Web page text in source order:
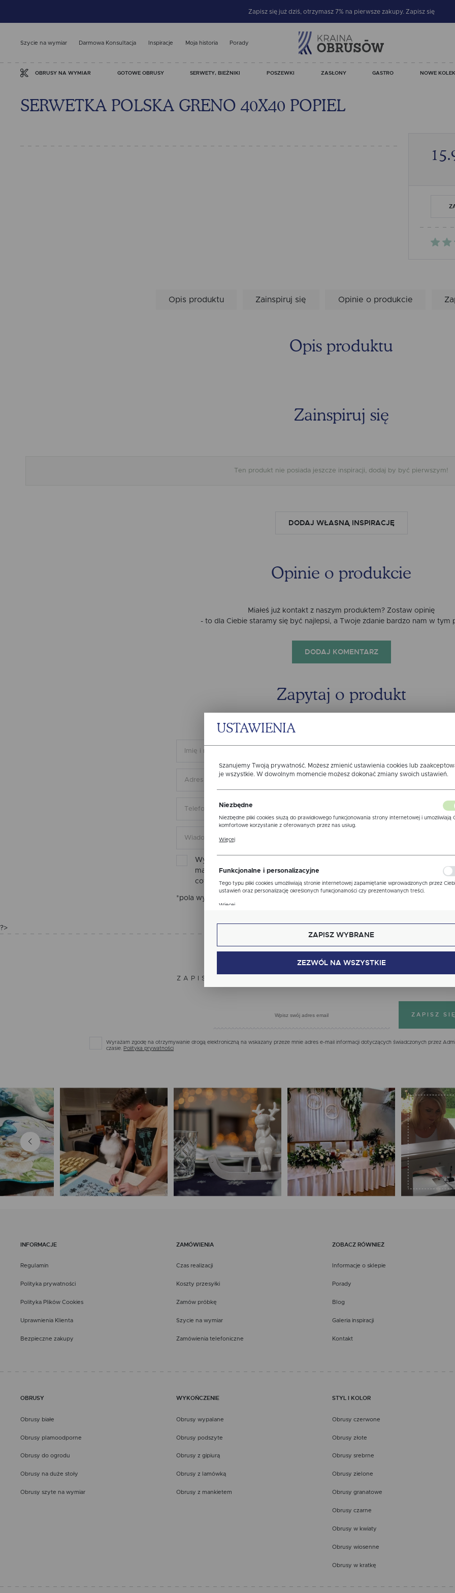
Zapisz się już dziś, otrzymasz 7% na pierwsze zakupy. Zapisz się
Szycie na wymiar Darmowa Konsultacja Inspiracje Moja historia Porady
OBRUSY NA WYMIAR GOTOWE OBRUSY SERWETY, BIEŻNIKI POSZEWKI ZASŁONY GASTRO NOWE
SERWETKA POLSKA GRENO 40X40 POPIEL
Opis produktu Zainspiruj się Opinie o produkcie
Opis produktu
Zainspiruj się
Ten produkt nie posiada jeszcze inspiracji, dodaj by być pierwszym!
DODAJ WŁASNĄ INSPIRACJĘ
Opinie o produkcie
Miałeś już kontakt z naszym produktem? Zostaw opinię
- to dla Ciebie staramy się być najlepsi, a Twoje zdanie bardzo nam w tym
DODAJ KOMENTARZ
Zapytaj o produkt
Wyrażam zgodę na otrzymywanie drogą elektroniczną na wskazany przeze
mail informacji dotyczących świadczonych przez Administratora.Zgoda
cofnięta w każdym czasie.Polityka prywatności
*pola wymagane WYŚLIJ
?>
Zapisz się do newslettera
ZAPISZ SIĘ JUŻ DZIŚ, OTRZYMASZ 7% NA
Wyrażam zgodę na otrzymywanie drogą elektroniczną na wskazany przeze mnie adres e-mail informacji dotyczących świadczonych przez
czasie. Polityka prywatności
INFORMACJE
Regulamin
Polityka prywatności
Polityka Plików Cookies
Uprawnienia Klienta
Bezpieczne zakupy
ZAMÓWIENIA
Czas realizacji
Koszty przesyłki
Zamów próbkę
Szycie na wymiar
Zamówienia telefoniczne
ZOBACZ RÓWNIEŻ
Informacje o sklepie
Porady
Blog
Galeria inspiracji
Kontakt
OBRUSY
Obrusy białe
Obrusy plamoodporne
Obrusy do ogrodu
Obrusy na duże stoły
Obrusy szyte na wymiar
WYKOŃCZENIE
Obrusy wypalane
Obrusy podszyte
Obrusy z gipiurą
Obrusy z lamówką
Obrusy z mankietem
STYL I KOLOR
Obrusy czerwone
Obrusy złote
Obrusy srebrne
Obrusy zielone
Obrusy granatowe
Obrusy czarne
Obrusy w kwiaty
Obrusy wiosenne
Obrusy w kratkę
USTAWIENIA
Szanujemy Twoją prywatność. Możesz zmienić ustawienia cookies lub
je wszystkie. W dowolnym momencie możesz dokonać zmiany swoich ustawień.
Niezbędne
Niezbędne pliki cookies służą do prawidłowego funkcjonowania strony internetowej i umożliwiają
komfortowe korzystanie z oferowanych przez nas usług.
ustawień preferencji prywatności, logowania czy wypełniania formularzy. Dzięki plikom cookies
Więcej
Funkcjonalne i personalizacyjne
Tego typu pliki cookies umożliwiają stronie internetowej zapamiętanie wprowadzonych przez
ustawień oraz personalizację określonych funkcjonalności czy prezentowanych treści.
Więcej
Cookies analityczne pozwalają na uzyskanie informacji w zakresie wykorzystywania witryny
internetowej, miejsca oraz częstotliwości, z jaką odwiedzane są nasze serwisy www. Dane
nam na ocenę naszych serwisów internetowych pod względem ich popularności wśród
stronach naszych partnerów.
promocyjne mogą pojawić się na stronach podmiotów trzecich lub firm będących naszymi
ZAPISZ WYBRANE
ZEZWÓL NA WSZYSTKIE